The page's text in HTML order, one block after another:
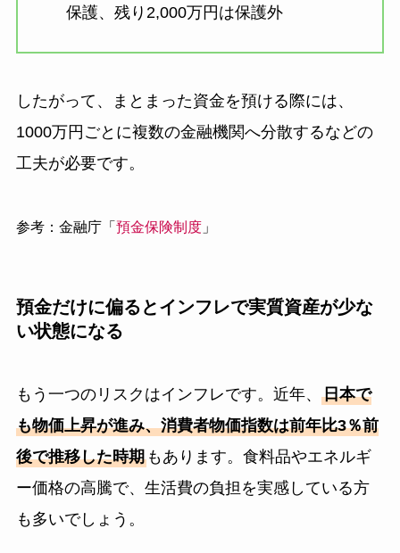
保護、残り2,000万円は保護外
したがって、まとまった資金を預ける際には、
1000万円ごとに複数の金融機関へ分散するなどの
工夫が必要です。
参考：金融庁「預金保険制度」
預金だけに偏るとインフレで実質資産が少な
い状態になる
もう一つのリスクはインフレです。近年、 日本で
も物価上昇が進み、消費者物価指数は前年比3％前
後で推移した時期もあります。食料品やエネルギ
ー価格の高騰で、生活費の負担を実感している方
も多いでしょう。